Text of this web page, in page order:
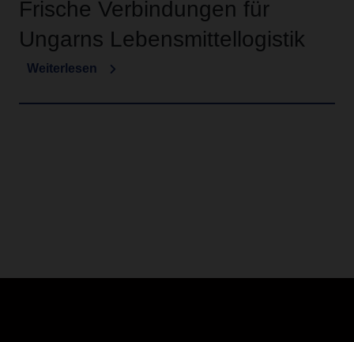
Frische Verbindungen für
Ungarns Lebensmittellogistik
Weiterlesen